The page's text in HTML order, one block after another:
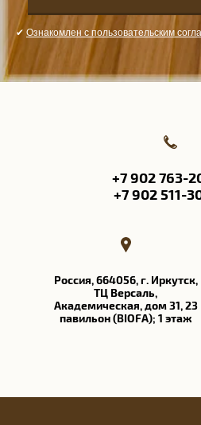
✔ Ознакомлен с пользовательским
+7 902 763-
+7 902 511-
Россия, 664056, г. Иркутск,
ТЦ Версаль​,
Академическая, дом 31, 23
павильон (BIOFA); 1 этаж